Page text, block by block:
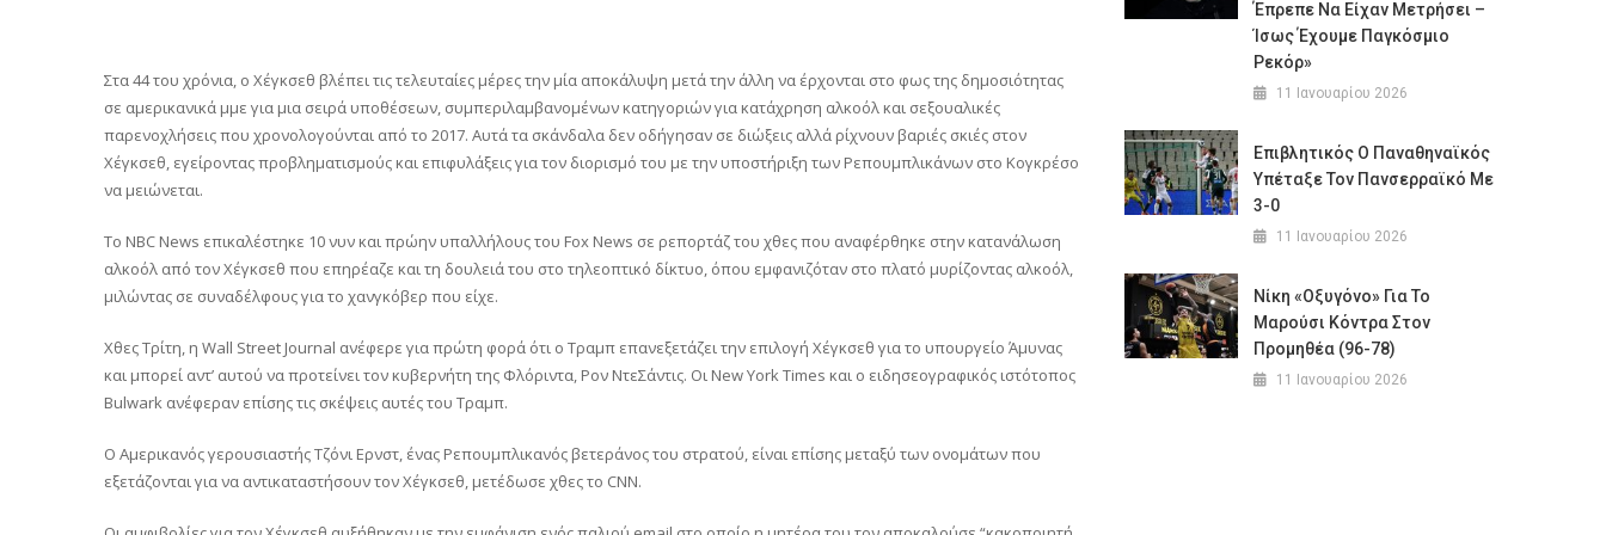
Στα 44 του χρόνια, ο Χέγκσεθ βλέπει τις τελευταίες μέρες την μία αποκάλυψη μετά την άλλη να έρχονται στο φως της δημοσιότητας
σε αμερικανικά μμε για μια σειρά υποθέσεων, συμπεριλαμβανομένων κατηγοριών για κατάχρηση αλκοόλ και σεξουαλικές
παρενοχλήσεις που χρονολογούνται από το 2017. Αυτά τα σκάνδαλα δεν οδήγησαν σε διώξεις αλλά ρίχνουν βαριές σκιές στον
Χέγκσεθ, εγείροντας προβληματισμούς και επιφυλάξεις για τον διορισμό του με την υποστήριξη των Ρεπουμπλικάνων στο Κογκρέσο
να μειώνεται.
Το NBC News επικαλέστηκε 10 νυν και πρώην υπαλλήλους του Fox News σε ρεπορτάζ του χθες που αναφέρθηκε στην κατανάλωση
αλκοόλ από τον Χέγκσεθ που επηρέαζε και τη δουλειά του στο τηλεοπτικό δίκτυο, όπου εμφανιζόταν στο πλατό μυρίζοντας αλκοόλ,
μιλώντας σε συναδέλφους για το χανγκόβερ που είχε.
Χθες Τρίτη, η Wall Street Journal ανέφερε για πρώτη φορά ότι ο Τραμπ επανεξετάζει την επιλογή Χέγκσεθ για το υπουργείο Άμυνας
και μπορεί αντ’ αυτού να προτείνει τον κυβερνήτη της Φλόριντα, Ρον ΝτεΣάντις. Οι New York Times και ο ειδησεογραφικός ιστότοπος
Bulwark ανέφεραν επίσης τις σκέψεις αυτές του Τραμπ.
Ο Αμερικανός γερουσιαστής Τζόνι Ερνστ, ένας Ρεπουμπλικανός βετεράνος του στρατού, είναι επίσης μεταξύ των ονομάτων που
εξετάζονται για να αντικαταστήσουν τον Χέγκσεθ, μετέδωσε χθες το CNN.
Έπρεπε Να Είχαν Μετρήσει –
Ίσως Έχουμε Παγκόσμιο
Ρεκόρ»
11 Ιανουαρίου 2026
Επιβλητικός Ο Παναθηναϊκός
Υπέταξε Τον Πανσερραϊκό Με
3-0
11 Ιανουαρίου 2026
Νίκη «οξυγόνο» Για Το
Μαρούσι Κόντρα Στον
Προμηθέα (96-78)
11 Ιανουαρίου 2026